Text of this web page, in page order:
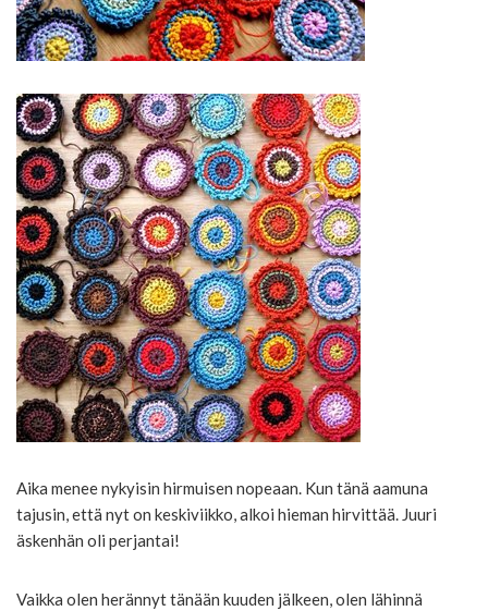
Aika menee nykyisin hirmuisen nopeaan. Kun tänä aamuna
tajusin, että nyt on keskiviikko, alkoi hieman hirvittää. Juuri
äskenhän oli perjantai!
Vaikka olen herännyt tänään kuuden jälkeen, olen lähinnä